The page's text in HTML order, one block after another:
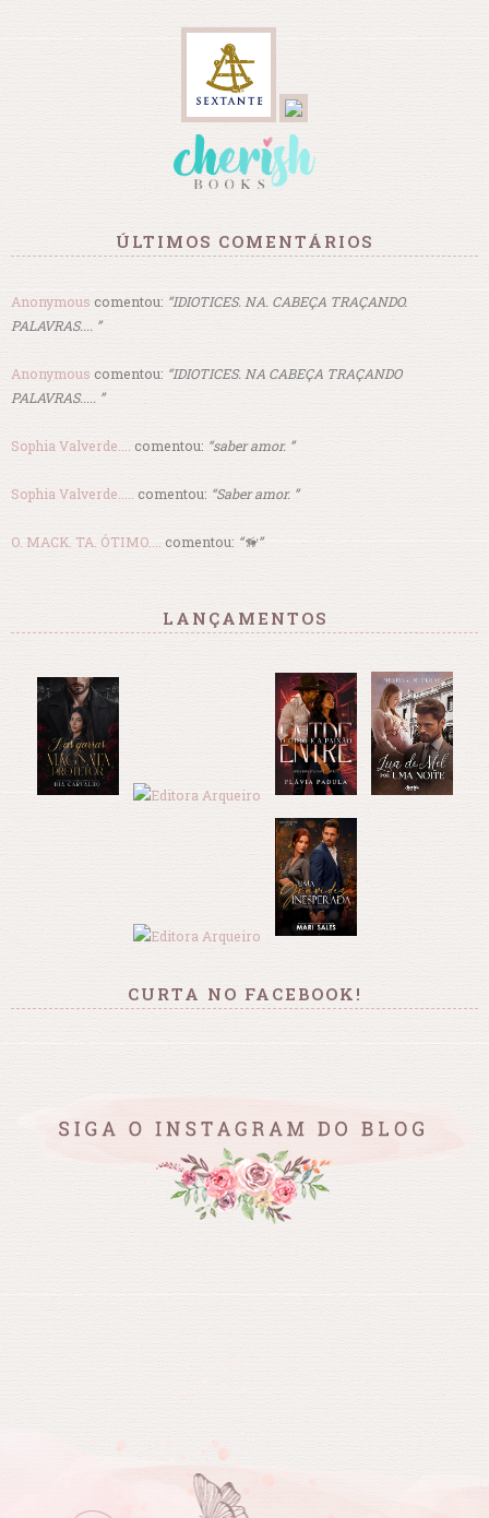
ÚLTIMOS COMENTÁRIOS
Anonymous comentou: “IDIOTICES. NA. CABEÇA TRAÇANDO.
PALAVRAS.... ”
Anonymous comentou: “IDIOTICES. NA CABEÇA TRAÇANDO
PALAVRAS..... ”
Sophia Valverde.... comentou: “saber amor. ”
Sophia Valverde..... comentou: “Saber amor. ”
O. MACK. TA. ÓTIMO.... comentou: “🦮”
LANÇAMENTOS
CURTA NO FACEBOOK!